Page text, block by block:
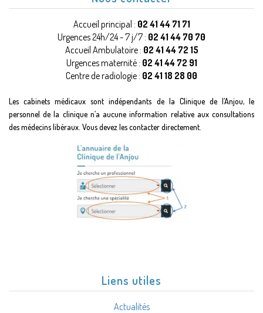
Accueil principal : 02 41 44 71 71
Urgences 24h/24 - 7 j/7 : 02 41 44 70 70
Accueil Ambulatoire : 02 41 44 72 15
Urgences maternité : 02 41 44 72 91
Centre de radiologie : 02 41 18 28 00
Les cabinets médicaux sont indépendants de la Clinique de l’Anjou, le
personnel de la clinique n’a aucune information relative aux consultations
des médecins libéraux. Vous devez les contacter directement.
Liens utiles
Actualités